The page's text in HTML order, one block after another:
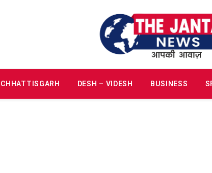
CHHATTISGARH DESH – VIDESH BUSINESS